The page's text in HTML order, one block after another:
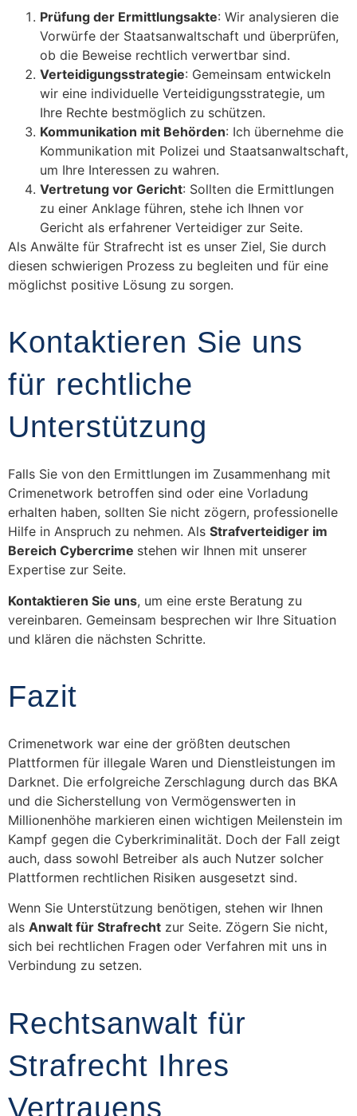
Prüfung der Ermittlungsakte: Wir analysieren die
Vorwürfe der Staatsanwaltschaft und überprüfen,
ob die Beweise rechtlich verwertbar sind.
Verteidigungsstrategie: Gemeinsam entwickeln
wir eine individuelle Verteidigungsstrategie, um
Ihre Rechte bestmöglich zu schützen.
Kommunikation mit Behörden: Ich übernehme die
Kommunikation mit Polizei und Staatsanwaltschaft,
um Ihre Interessen zu wahren.
Vertretung vor Gericht: Sollten die Ermittlungen
zu einer Anklage führen, stehe ich Ihnen vor
Gericht als erfahrener Verteidiger zur Seite.
Als Anwälte für Strafrecht ist es unser Ziel, Sie durch
diesen schwierigen Prozess zu begleiten und für eine
möglichst positive Lösung zu sorgen.
Kontaktieren Sie uns
für rechtliche
Unterstützung
Falls Sie von den Ermittlungen im Zusammenhang mit
Crimenetwork betroffen sind oder eine Vorladung
erhalten haben, sollten Sie nicht zögern, professionelle
Hilfe in Anspruch zu nehmen. Als Strafverteidiger im
Bereich Cybercrime stehen wir Ihnen mit unserer
Expertise zur Seite.
Kontaktieren Sie uns, um eine erste Beratung zu
vereinbaren. Gemeinsam besprechen wir Ihre Situation
und klären die nächsten Schritte.
Fazit
Crimenetwork war eine der größten deutschen
Plattformen für illegale Waren und Dienstleistungen im
Darknet. Die erfolgreiche Zerschlagung durch das BKA
und die Sicherstellung von Vermögenswerten in
Millionenhöhe markieren einen wichtigen Meilenstein im
Kampf gegen die Cyberkriminalität. Doch der Fall zeigt
auch, dass sowohl Betreiber als auch Nutzer solcher
Plattformen rechtlichen Risiken ausgesetzt sind.
Wenn Sie Unterstützung benötigen, stehen wir Ihnen
als Anwalt für Strafrecht zur Seite. Zögern Sie nicht,
sich bei rechtlichen Fragen oder Verfahren mit uns in
Verbindung zu setzen.
Rechtsanwalt für
Strafrecht Ihres
Vertrauens